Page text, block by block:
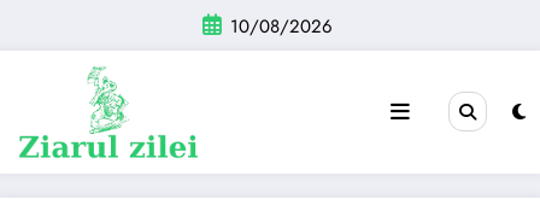
conținut
10/08/2026